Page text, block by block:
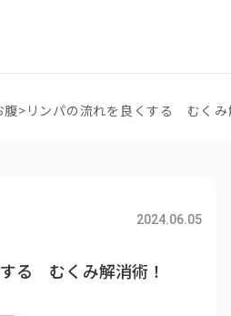
腹> リンパの流れを良くする むくみ
2024.06.05
る むくみ解消術！